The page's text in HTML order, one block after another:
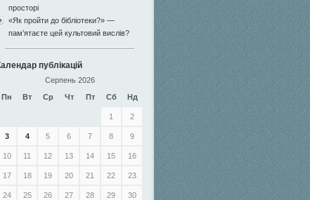
просторі
«Як пройти до бібліотеки?» —
пам’ятаєте цей культовий вислів?
публікацій
Серпень 2026
Пн
Вт Ср Чт Пт Сб Нд
1 2
3 4 5 6 7 8 9
10 11 12 13 14 15 16
17 18 19 20 21 22 23
24 25 26 27 28 29 30